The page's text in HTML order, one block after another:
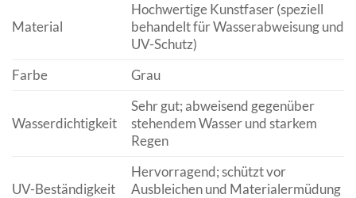
Material
Hochwertige Kunstfaser (speziell
behandelt für Wasserabweisung und
UV-Schutz)
Farbe
Grau
Wasserdichtigkeit
Sehr gut; abweisend gegenüber
stehendem Wasser und starkem
Regen
UV-Beständigkeit
Hervorragend; schützt vor
Ausbleichen und Materialermüdung